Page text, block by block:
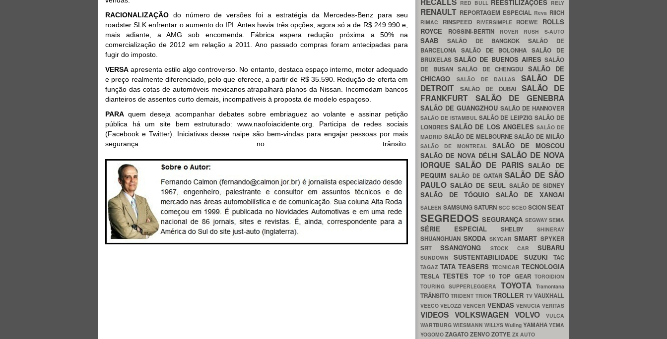
RACIONALIZAÇÃO do número de versões foi a estratégia da Mercedes-Benz para seu
roadster SLK enfrentar o aumento do IPI. Antes havia três opções, agora só a de R$ 249.990 e,
mais adiante, a AMG sob encomenda. Fábrica espera redução próxima a 50% na
comercialização de 2012 em relação a 2011. Ano passado compras foram antecipadas para
fugir do imposto.
VERSA apresenta estilo algo controverso. No entanto, destaca espaço interno, motor adequado
e preço realmente diferenciado, pelo que oferece, a partir de R$ 35.590. Redução de oferta em
função das cotas de automóveis mexicanos atrapalhará planos da Nissan. Incomodam bancos
dianteiros de assentos curto demais, incompatíveis à proposta de modelo espaçoso.
PARA quem deseja acompanhar debates sobre embriaguez ao volante e assinar petição
pública há um site bem estruturado: www.naofoiacidente.org. Participa de redes sociais
(Facebook e Twitter). Iniciativas desse naipe são bem-vindas para engajar pessoas por mais
segurança no trânsito.
RED BULL REESTILIZAÇÕES RELY
RENAULT REPORTAGEM ESPECIAL Reva RIICH
RIMAC RINSPEED RIVERSIMPLE ROEWE ROLLS
ROYCE
ROSSINI-BERTIN ROVER RUSH S-AUTO
SAAB SALÃO DE BANGKOKSALÃO DE
BARCELONA SALÃO DE BOLONHASALÃO DE
BRUXELAS SALÃO DE BUENOS AIRES SALÃO
DE BUSAN SALÃO DE CHENGDU SALÃO DE
CHICAGO
SALÃO DE DALLASSALÃO DE
DETROIT
SALÃO DE DUBAI SALÃO DE
FRANKFURT SALÃO DE GENEBRA
SALÃO DE GUANGZHOU SALÃO DE HANNOVER
SALÃO DE ISTAMBUL SALÃO DE LEIPZIGSALÃO DE
LONDRESSALÃO DE LOS ANGELES SALÃO DE
MADRID SALÃO DE MELBOURNESALÃO DE MILÃO
SALÃO DE MONTREAL SALÃO DE MOSCOU
SALÃO DE NOVA DÉLHI SALÃO DE NOVA
IORQUE SALÃO DE PARISSALÃO DE
PEQUIM SALÃO DE QATARSALÃO DE SÃO
PAULO SALÃO DE SEUL SALÃO DE SIDNEY
SALÃO DE TÓQUIO SALÃO DE XANGAI
SALEENSAMSUNGSATURN SCC SCEO SCIONSEAT
SEGREDOSSEGURANÇA SEGWAYSEMA
SÉRIE ESPECIAL SHELBY SHINERAY
SHUANGHUAN SKODA SKYCARSMART SPYKER
SRTSSANGYONG STOCK CAR SUBARU
SUNDOWNSUSTENTABILIDADE SUZUKITAC
TAGAZ TATA TEASERS TECNICAR TECNOLOGIA
TESLATESTES TOP 10TOP GEARTOROIDION
TOURING SUPPERLEGGERA TOYOTATramontana
TRÂNSITOTRIDENT TRIONTROLLER TVVAUXHALL
VEECOVELOZZIVENCER VENDAS VENUCIAVERITAS
VIDEOS VOLKSWAGEN VOLVO
VULCA
WARTBURG WIESMANN WILLYS Wuling YAMAHA YEMA
YOGOMO ZAGATOZENVOZOTYE ZX AUTO